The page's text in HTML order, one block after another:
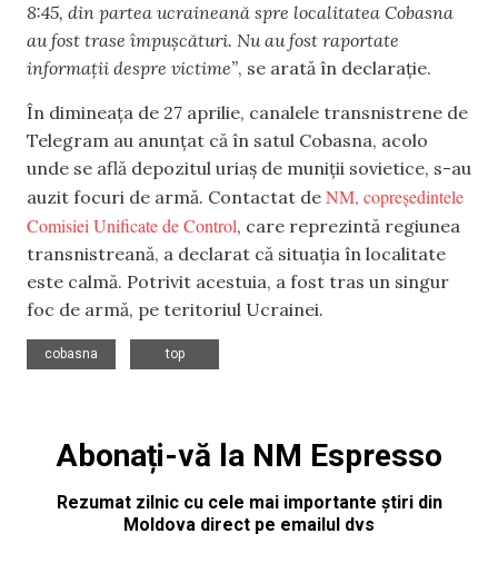
8:45, din partea ucraineană spre localitatea Cobasna
au fost trase împușcături. Nu au fost raportate
informații despre victime”, se arată în declarație.
În dimineața de 27 aprilie, canalele transnistrene de
Telegram au anunțat că în satul Cobasna, acolo
unde se află depozitul uriaș de muniții sovietice, s-au
auzit focuri de armă. Contactat de NM, copreședintele
Comisiei Unificate de Control, care reprezintă regiunea
transnistreană, a declarat că situația în localitate
este calmă. Potrivit acestuia, a fost tras un singur
foc de armă, pe teritoriul Ucrainei.
cobasna
top
Abonați-vă la NM Espresso
Rezumat zilnic cu cele mai importante știri din
Moldova direct pe emailul dvs